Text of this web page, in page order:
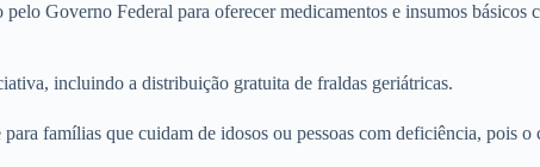
Governo Federal para oferecer medicamentos e insumos básicos
incluindo a distribuição gratuita de fraldas geriátricas.
famílias que cuidam de idosos ou pessoas com deficiência, pois o